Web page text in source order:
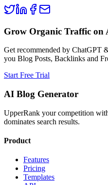
Grow Organic Traffic on
Get recommended by ChatGPT
you Blog Posts, Backlinks and
Start Free Trial
AI Blog Generator
UpperRank your competition
dominates search results.
Product
Features
Pricing
Templates